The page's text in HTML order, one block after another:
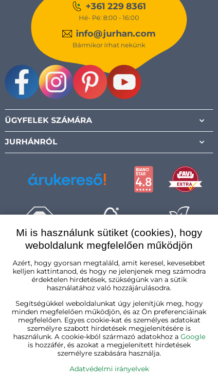
+361 229 8361
Hé- Pé: 8:00 - 16:00
info@jurhan.com
Bármikor írhat nekünk
ÜGYFELEK SZÁMÁRA
JURHÁNRÓL
Mi is használunk sütiket (cookies), hogy
weboldalunk megfelelően működjön
Azért, hogy gyorsan megtaláld, amit keresel, kevesebbet
kelljen kattintanod, és hogy ne jelenjenek meg számodra
érdektelen hirdetések, szükségünk van a sütik
használatához való hozzájárulásodra.
Segítségükkel weboldalunkat úgy jelenítjük meg, hogy
minden megfelelően működjön, és az Ön preferenciáinak
megfelelően. Egyes cookie-kat és személyes adatokat
személyre szabott hirdetések megjelenítésére is
használunk. A cookie-kból származó adatokhoz a Google
is hozzáfér, és azokat a megjelenített hirdetések
személyre szabására használja.
Adatvédelmi irányelvek